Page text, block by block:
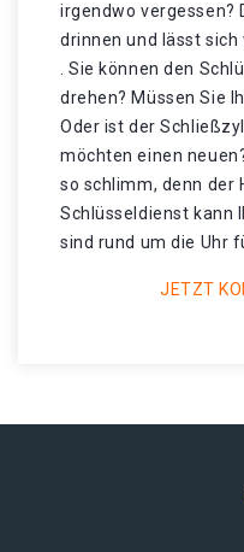
irgendwo vergessen?
drinnen und lässt
. Sie können den
drehen? Müssen Sie
Oder ist der
möchten einen
so schlimm, denn der
Schlüsseldienst kann
sind rund um die Uhr
JETZT